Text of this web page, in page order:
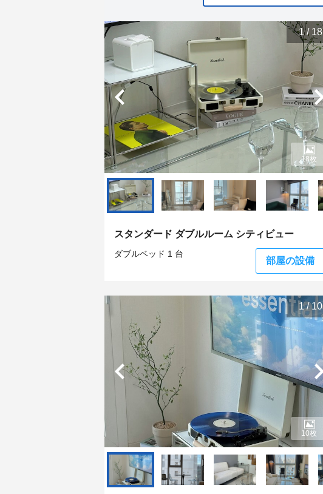
1/ 18
スタンダード ダブルルーム シティビュー
ダブルベッド 1 台
部屋の設備
18枚
1/10
10枚